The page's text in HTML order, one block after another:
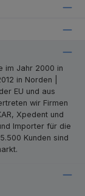
im Jahr 2000 in
in Norden |
EU und aus
wir Firmen
Xpedent und
Importer für die
Kunden sind